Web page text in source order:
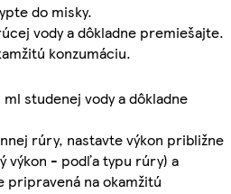
do misky.
vody a dôkladne premiešajte.
konzumáciu.
studenej vody a dôkladne
rúry, nastavte výkon približne
výkon - podľa typu rúry) a
pripravená na okamžitú